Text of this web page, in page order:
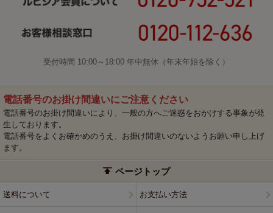
受付時間 10:00～18:00 年中無休（年末年始を除く）
電話番号のお掛け間違いにご注意ください
電話番号のお掛け間違いにより、一般の方へご迷惑をおかけする事象が発
生しております。
電話番号をよくお確かめのうえ、お掛け間違いのないようお願い申し上げ
ます。
ページトップ
送料について お支払い方法